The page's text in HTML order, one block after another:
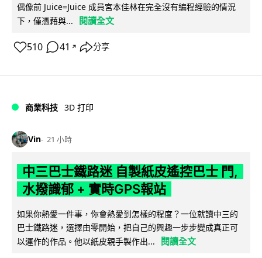
偶像前 Juice=Juice 成員宮本佳林在完全沒有編程經驗的情況
下，僅憑藉與...
閱讀全文
510 41 ↗ 分享
商業科技 3D 打印
Vin 21 小時
中三巴士鐵路迷 自製紙皮遙控巴士 門,
水撥識郁 + 實時GPS報站
如果你熱愛一件事，你會熱愛到怎樣的程度？一位就讀中三的
巴士鐵路迷，選擇由零開始，把自己的興趣一步步變成真正可
以運作的作品。他以紙皮親手製作出...
閱讀全文